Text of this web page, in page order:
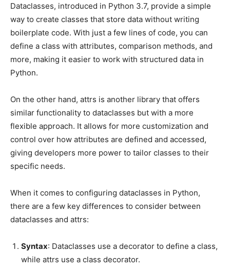
Dataclasses, introduced in Python 3.7, provide a simple⁢
way to⁤ create classes ‌that store ⁢data without ⁢writing
⁣boilerplate code.⁢ With ⁤just a ‌few lines⁣ of code, you can
‍define a class with attributes, comparison ​methods, and
more, making it easier to work with structured data in
Python.
On the other hand,‌ attrs‍ is⁢ another library that ⁢offers‌
similar ⁢functionality to dataclasses⁤ but​ with a more
flexible‌ approach. ⁤It allows⁢ for more customization ‍and
control over how attributes ⁤are defined‌ and accessed,
giving developers​ more power to⁤ tailor classes to ‌their
⁤specific ‌needs.
When‌ it comes to configuring dataclasses‍ in⁣ Python,
there ​are a few key differences ⁤to consider between​
dataclasses and ⁤attrs:
Syntax: ⁤Dataclasses use‌ a decorator to⁤ define a‌ class,​
while attrs use⁣ a class decorator.